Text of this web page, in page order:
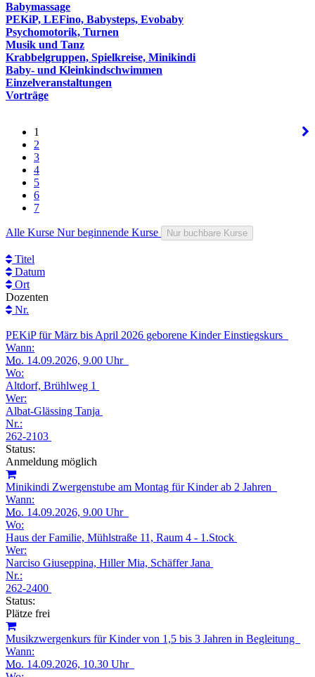
Babymassage
PEKiP, LEFino, Babysteps, Evobaby
Psychomotorik, Turnen
Musik und Tanz
Krabbelgruppen, Spielkreise, Minikindi
Baby- und Kleinkindschwimmen
Einzelveranstaltungen
Vorträge
1
2
3
4
5
6
7
Alle Kurse Nur beginnende Kurse Nur buchbare Kurse
Titel
Datum
Ort
Dozenten
Nr.
PEKiP für März bis April 2026 geborene Kinder Einstiegskurs
Wann:
Mo. 14.09.2026, 9.00 Uhr
Wo:
Altdorf, Brühlweg 1
Wer:
Albat-Glässing Tanja
Nr.:
262-2103
Status:
Anmeldung möglich
Minikindi Zwergenstube am Montag für Kinder ab 2 Jahren
Wann:
Mo. 14.09.2026, 9.00 Uhr
Wo:
Haus der Familie, Mühlstraße 11, Raum 4 - 1.Stock
Wer:
Narciso Giuseppina, Hiller Mia, Schäffer Jana
Nr.:
262-2400
Status:
Plätze frei
Musikzwergenkurs für Kinder von 1,5 bis 3 Jahren in Begleitung
Wann:
Mo. 14.09.2026, 10.30 Uhr